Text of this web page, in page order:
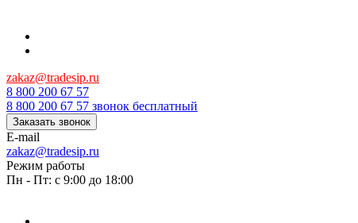
zakaz@tradesip.ru
8 800 200 67 57
8 800 200 67 57 звонок бесплатный
Заказать звонок
E-mail
zakaz@tradesip.ru
Режим работы
Пн - Пт: с 9:00 до 18:00